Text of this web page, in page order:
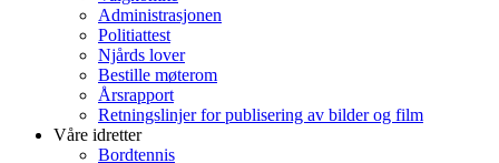
Administrasjonen
Politiattest
Njårds lover
Bestille møterom
Årsrapport
Retningslinjer for publisering av bilder og film
Våre idretter
Bordtennis